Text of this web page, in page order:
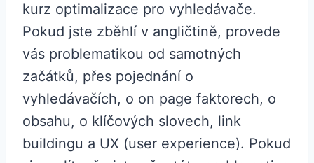
kurz optimalizace pro vyhledávače.
Pokud jste zběhlí v angličtině, provede
vás problematikou od samotných
začátků, přes pojednání o
vyhledávačích, o on page faktorech, o
obsahu, o klíčových slovech, link
buildingu a UX (user experience). Pokud